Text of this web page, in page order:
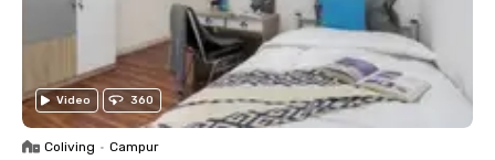
Video 360
Coliving • Campur